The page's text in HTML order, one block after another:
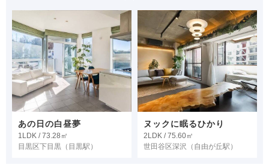
あの日の白昼夢
1LDK / 73.28㎡
目黒区下目黒 （目黒駅）
ヌックに眠るひかり
2LDK / 75.60㎡
世田谷区深沢 （自由が丘駅）